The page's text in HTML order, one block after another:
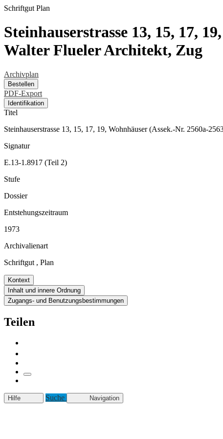
Schriftgut Plan
Steinhauserstrasse 13, 15, 17,
Walter Flueler Architekt, Zug
Archivplan
Bestellen
PDF-Export
Identifikation
Titel
Steinhauserstrasse 13, 15, 17, 19, Wohnhäuser (Assek.-Nr. 2560a-
Signatur
E.13-1.8917 (Teil 2)
Stufe
Dossier
Entstehungszeitraum
1973
Archivalienart
Schriftgut , Plan
Kontext
Inhalt und innere Ordnung
Zugangs- und Benutzungsbestimmungen
Teilen
Hilfe Suche Navigation